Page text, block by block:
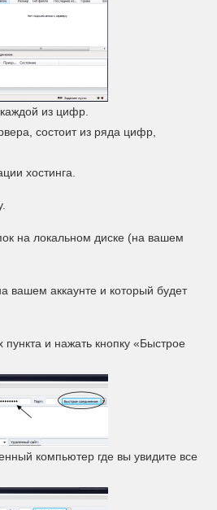
из цифр.
состоит из ряда цифр,
хостинга.
на локальном диске (на вашем
вашем аккаунте и который будет
и нажать кнопку «Быстрое
компьютер где вы увидите все